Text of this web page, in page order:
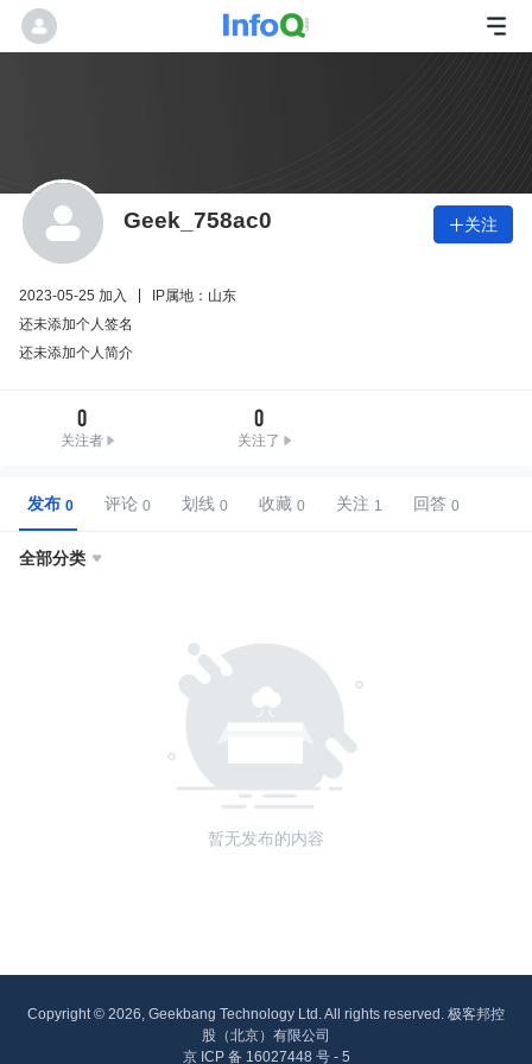
Geek_758ac0 关注
2023-05-25 加入
IP属地：山东
还未添加个人签名
还未添加个人简介
0
关注者
0
关注了
发布 评论 划线 收藏 关注 回答
全部分类 
暂无发布的内容
Copyright © 2026, Geekbang Technology Ltd. All rights reserved. 极客邦控
股（北京）有限公司
京 ICP 备 16027448 号 - 5